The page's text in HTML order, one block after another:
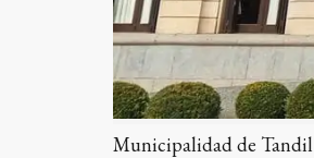
Municipalidad de Tandil